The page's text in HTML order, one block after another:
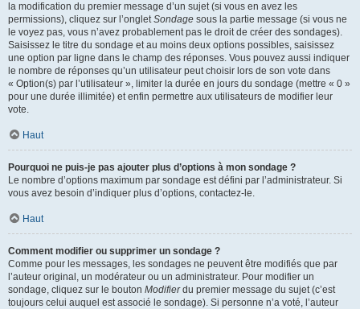
la modification du premier message d’un sujet (si vous en avez les
permissions), cliquez sur l’ongletSondage sous la partie message (si vous ne
le voyez pas, vous n’avez probablement pas le droit de créer des sondages).
Saisissez le titre du sondage et au moins deux options possibles, saisissez
une option par ligne dans le champ des réponses. Vous pouvez aussi indiquer
le nombre de réponses qu’un utilisateur peut choisir lors de son vote dans
« Option(s) par l’utilisateur », limiter la durée en jours du sondage (mettre « 0 »
pour une durée illimitée) et enfin permettre aux utilisateurs de modifier leur
vote.
Haut
Pourquoi ne puis-je pas ajouter plus d’options à mon sondage ?
Le nombre d’options maximum par sondage est défini par l’administrateur. Si
vous avez besoin d’indiquer plus d’options, contactez-le.
Haut
Comment modifier ou supprimer un sondage ?
Comme pour les messages, les sondages ne peuvent être modifiés que par
l’auteur original, un modérateur ou un administrateur. Pour modifier un
sondage, cliquez sur le bouton Modifierdu premier message du sujet (c’est
toujours celui auquel est associé le sondage). Si personne n’a voté, l’auteur